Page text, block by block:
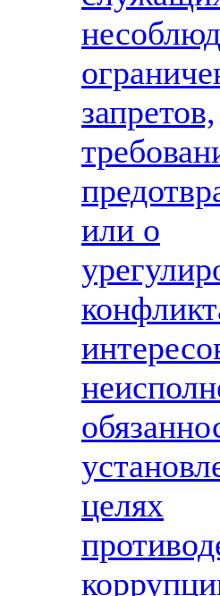
запретов,
или о
целях